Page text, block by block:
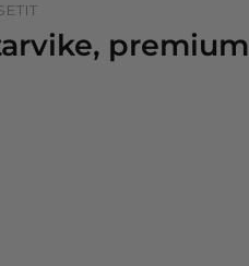
premium